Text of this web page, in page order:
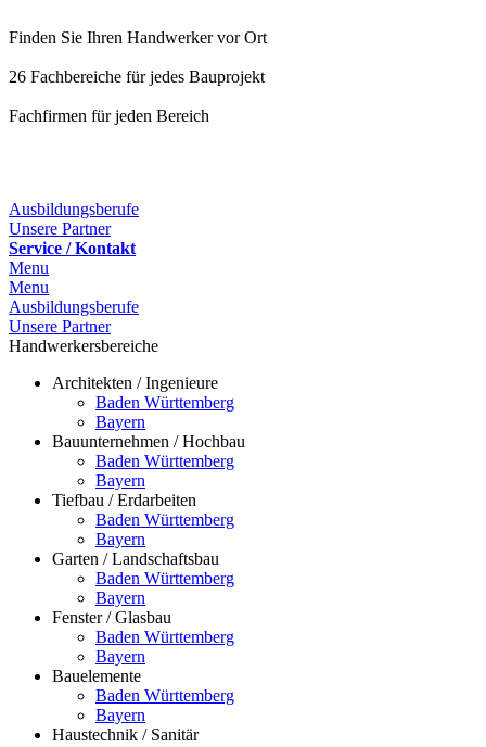
Finden Sie Ihren Handwerker vor Ort
26 Fachbereiche für jedes Bauprojekt
Fachfirmen für jeden Bereich
Ausbildungsberufe
Unsere Partner
Service / Kontakt
Menu
Menu
Ausbildungsberufe
Unsere Partner
Handwerkersbereiche
Architekten / Ingenieure
Baden Württemberg
Bayern
Bauunternehmen / Hochbau
Baden Württemberg
Bayern
Tiefbau / Erdarbeiten
Baden Württemberg
Bayern
Garten / Landschaftsbau
Baden Württemberg
Bayern
Fenster / Glasbau
Baden Württemberg
Bayern
Bauelemente
Baden Württemberg
Bayern
Haustechnik / Sanitär